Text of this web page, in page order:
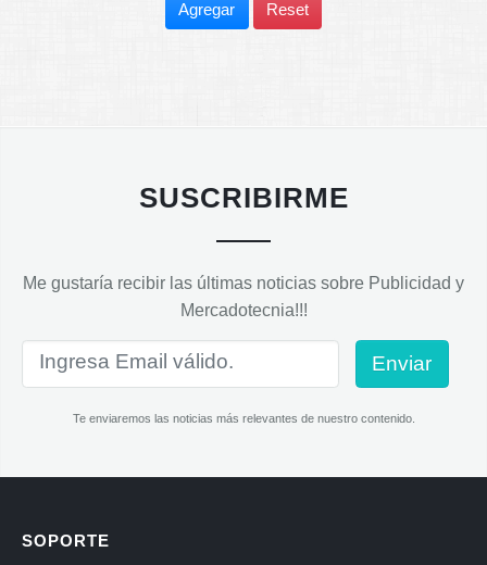
Agregar Reset
SUSCRIBIRME
Me gustaría recibir las últimas noticias sobre Publicidad y
Mercadotecnia!!!
Enviar
Te enviaremos las noticias más relevantes de nuestro contenido.
SOPORTE